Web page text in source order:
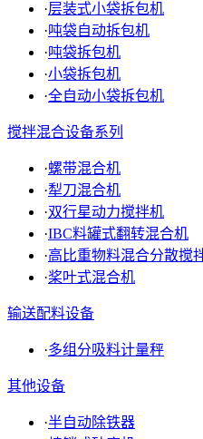
·层装式小袋拆包机
·吨袋自动拆包机
·吨袋拆包机
·小袋拆包机
·全自动小袋拆包机
搅拌混合设备系列
·螺带混合机
·犁刀混合机
·双行星动力搅拌机
·IBC料罐式翻转混合机
·高比重物料混合分散搅
·桨叶式混合机
输送配料设备
·多组分吸料计量秤
其他设备
·半自动除铁器